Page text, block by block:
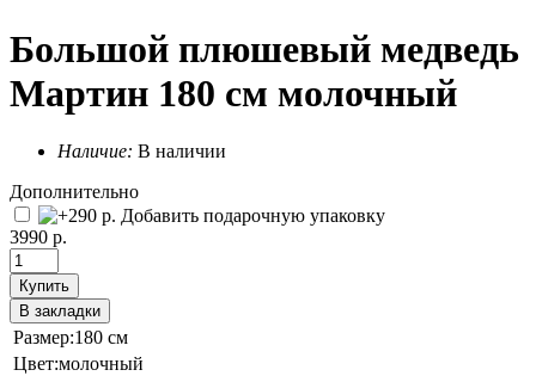
Большой плюшевый медведь
Мартин 180 см молочный
Наличие: В наличии
Дополнительно
Добавить подарочную упаковку
3990 р.
Купить
В закладки
Размер:180 см
Цвет:молочный